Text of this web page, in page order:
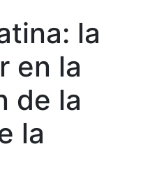
la
en la
de la
la